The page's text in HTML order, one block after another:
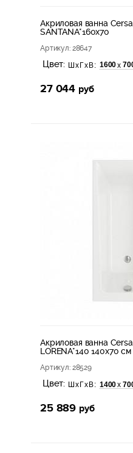
Акриловая ванна
SANTANA*160x70
Артикул: 28647
Цвет: ШхГхВ: 1600х
27 044 руб
Акриловая ванна
LORENA*140 140x70 см
Артикул: 28529
Цвет: ШхГхВ: 1400х
25 889 руб